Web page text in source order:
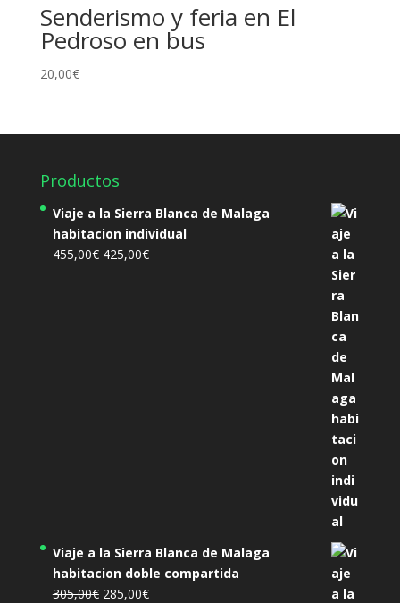
Senderismo y feria en El
Pedroso en bus
20,00€
Productos
Viaje a la Sierra Blanca de Malaga
habitacion individual
455,00€ El
425,00€El
Viaje a la Sierra Blanca de Malaga
habitacion doble compartida
305,00€ El
285,00€El